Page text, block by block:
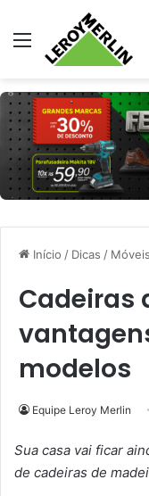
Menu
Início / Dicas / Móveis
Cadeiras
modelos
Equipe Leroy Merlin
Sua casa vai ficar
de cadeiras de